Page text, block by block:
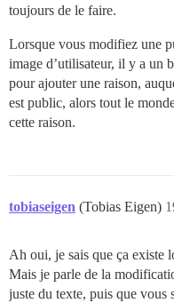
toujours de le faire.
Lorsque vous modifiez une
image d’utilisateur, il y a un
pour ajouter une raison,
est public, alors tout le
cette raison.
tobiaseigen (Tobias Eigen)
Ah oui, je sais que ça existe
Mais je parle de la
juste du texte, puis que vous